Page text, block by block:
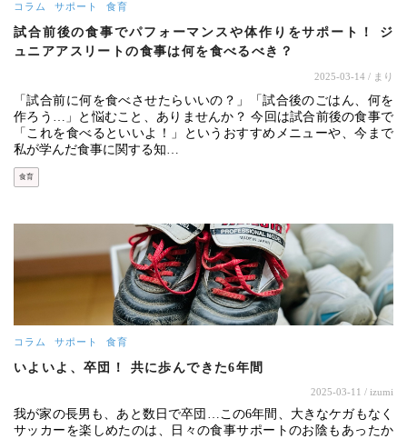
コラム サポート 食育
試合前後の食事でパフォーマンスや体作りをサポート！ ジ
ュニアアスリートの食事は何を食べるべき？
2025-03-14 / まり
「試合前に何を食べさせたらいいの？」「試合後のごはん、何を
作ろう…」と悩むこと、ありませんか？ 今回は試合前後の食事で
「これを食べるといいよ！」というおすすめメニューや、今まで
私が学んだ食事に関する知…
食育
コラム サポート 食育
いよいよ、卒団！ 共に歩んできた6年間
2025-03-11 / izumi
我が家の長男も、あと数日で卒団…この6年間、大きなケガもなく
サッカーを楽しめたのは、日々の食事サポートのお陰もあったか